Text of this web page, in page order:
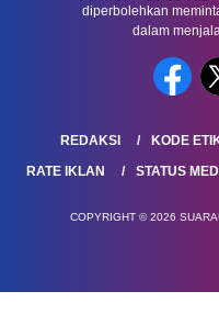
diperbolehkan
dalam
REDAKSI KODE
RATE IKLAN
STATUS
COPYRIGHT © 2026